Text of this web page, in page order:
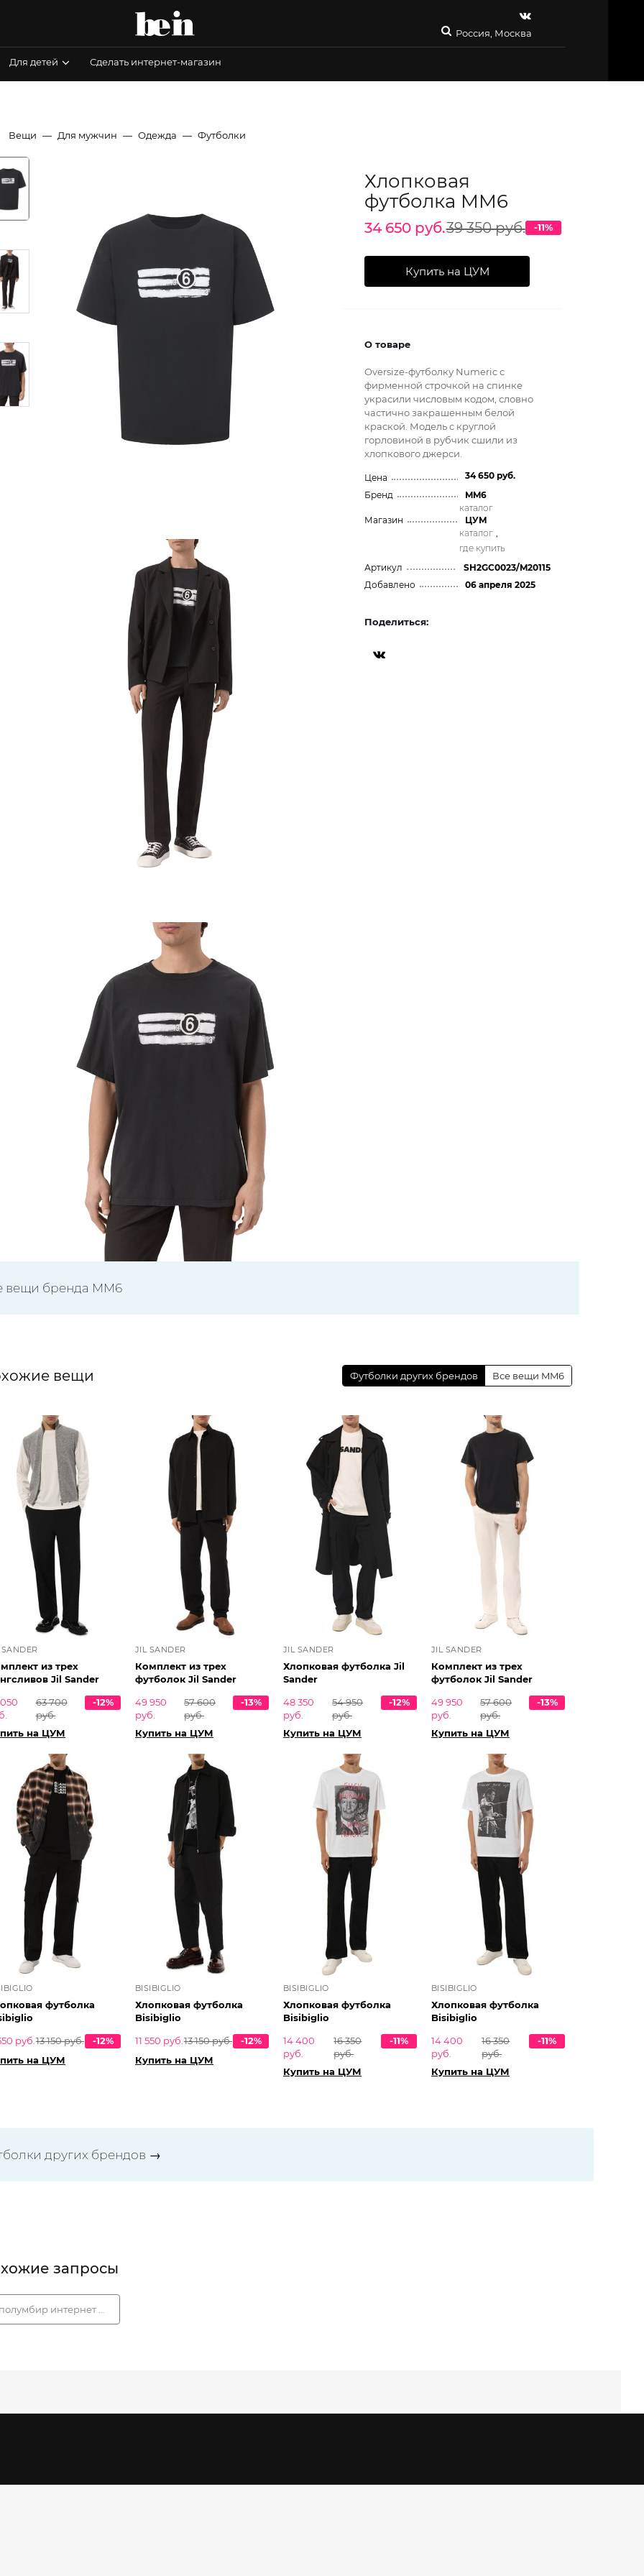
Россия, Москва
Для детей Сделать интернет-магазин
Вещи Для мужчин Одежда Футболки
Хлопковая
футболка MM6
34 650 руб.39 350 руб. -11%
Купить на ЦУМ
О товаре
Oversize-футболку Numeric с
фирменной строчкой на спинке
украсили числовым кодом, словно
частично закрашенным белой
краской. Модель с круглой
горловиной в рубчик сшили из
хлопкового джерси.
Цена
34 650 руб.
Бренд
MM6
каталог
Магазин
ЦУМ
каталог ,
где купить
Артикул
SH2GC0023/M20115
Добавлено
06 апреля 2025
Поделиться:
вещи бренда MM6
вещи Футболки других брендов Все вещи MM6
из трех
Jil Sander
63 700
руб.
-12%
на ЦУМ
JIL SANDER
Комплект из трех
футболок Jil Sander
49 950
руб.
57 600
руб.
-13%
Купить на ЦУМ
JIL SANDER
Хлопковая футболка Jil
Sander
48 350
руб.
54 950
руб.
-12%
Купить на ЦУМ
JIL SANDER
Комплект из трех
футболок Jil Sander
49 950
руб.
57 600
руб.
-13%
Купить на ЦУМ
футболка
руб. 13 150 руб.
-12%
на ЦУМ
BISIBIGLIO
Хлопковая футболка
Bisibiglio
11 550 руб. 13 150 руб.
-12%
Купить на ЦУМ
BISIBIGLIO
Хлопковая футболка
Bisibiglio
14 400
руб.
16 350
руб.
-11%
Купить на ЦУМ
BISIBIGLIO
Хлопковая футболка
Bisibiglio
14 400
руб.
16 350
руб.
-11%
Купить на ЦУМ
других брендов →
запросы
интернет магазин официальный сайт